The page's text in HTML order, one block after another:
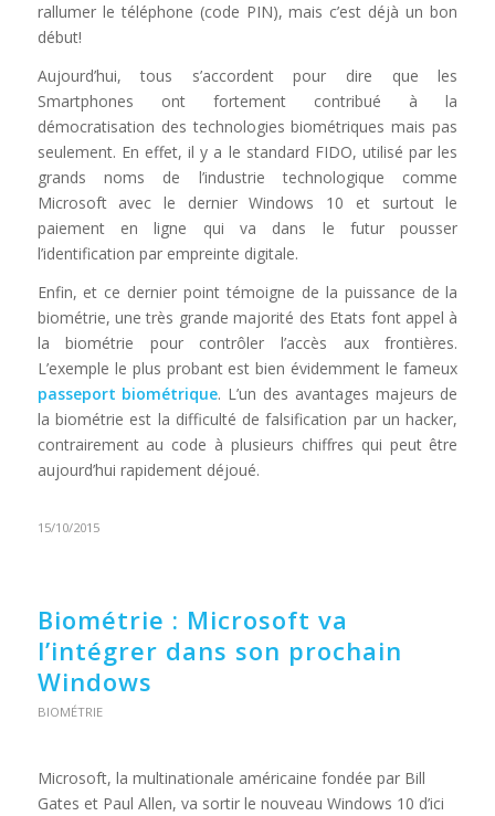
rallumer le téléphone (code PIN), mais c’est déjà un bon
début!
Aujourd’hui, tous s’accordent pour dire que les
Smartphones ont fortement contribué à la
démocratisation des technologies biométriques mais pas
seulement. En effet, il y a le standard FIDO, utilisé par les
grands noms de l’industrie technologique comme
Microsoft avec le dernier Windows 10 et surtout le
paiement en ligne qui va dans le futur pousser
l’identification par empreinte digitale.
Enfin, et ce dernier point témoigne de la puissance de la
biométrie, une très grande majorité des Etats font appel à
la biométrie pour contrôler l’accès aux frontières.
L’exemple le plus probant est bien évidemment le fameux
passeport biométrique. L’un des avantages majeurs de
la biométrie est la difficulté de falsification par un hacker,
contrairement au code à plusieurs chiffres qui peut être
aujourd’hui rapidement déjoué.
15/10/2015
Biométrie : Microsoft va
l’intégrer dans son prochain
Windows
BIOMÉTRIE
Microsoft, la multinationale américaine fondée par Bill
Gates et Paul Allen, va sortir le nouveau Windows 10 d’ici